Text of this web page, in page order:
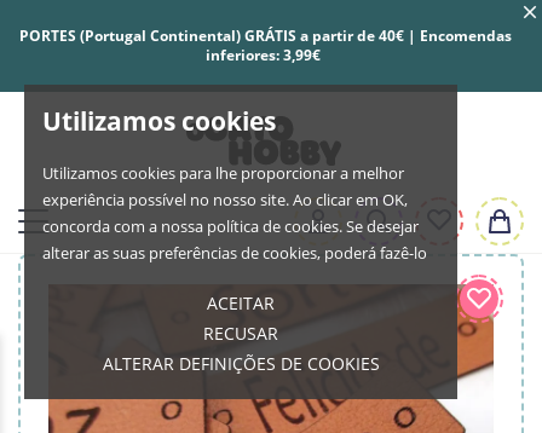
Utilizamos cookies
Utilizamos cookies para lhe proporcionar a melhor
experiência possível no nosso site. Ao clicar em OK,
concorda com a nossa política de cookies. Se desejar
alterar as suas preferências de cookies, poderá fazê-lo
ACEITAR
RECUSAR
ALTERAR DEFINIÇÕES DE COOKIES
PORTES (Portugal Continental) GRÁTIS a partir de 40€ | Encomendas
inferiores: 3,99€